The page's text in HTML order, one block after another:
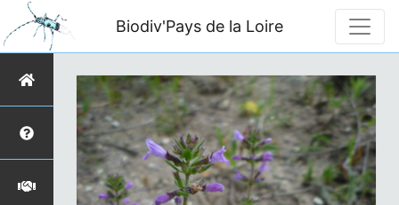
Biodiv'Pays de la Loire